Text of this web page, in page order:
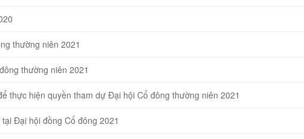
thường niên 2021
thường niên 2021
thực hiện quyền tham dự Đại hội Cổ đông thường niên 2021
Đại hội đồng Cổ đông 2021